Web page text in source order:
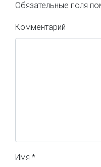
Обязательные поля
Комментарий
Имя *